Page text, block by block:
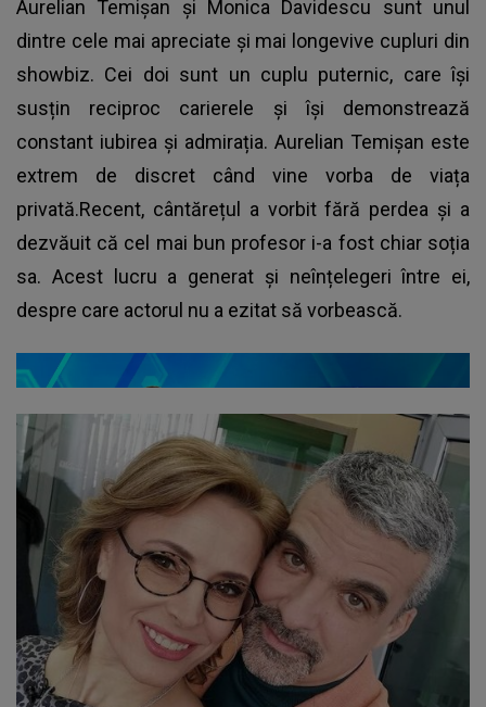
Aurelian Temișan și Monica Davidescu sunt unul
dintre cele mai apreciate și mai longevive cupluri din
showbiz. Cei doi sunt un cuplu puternic, care își
susțin reciproc carierele și își demonstrează
constant iubirea și admirația. Aurelian Temișan este
extrem de discret când vine vorba de viața
privată.Recent, cântărețul a vorbit fără perdea și a
dezvăuit că cel mai bun profesor i-a fost chiar soția
sa. Acest lucru a generat și neînțelegeri între ei,
despre care actorul nu a ezitat să vorbească.